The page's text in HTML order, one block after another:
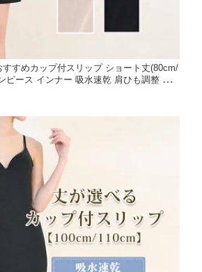
すめカップ付スリップ ショート丈(80cm/
ピース インナー 吸水速乾 肩ひも調整 ア
メッシュ 夏 浴衣インナー 襦袢 浴衣 夏祭
大会 裾よけ